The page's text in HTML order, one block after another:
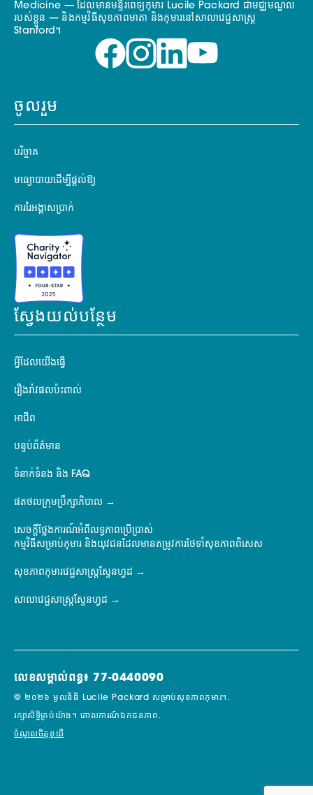
Medicine — ដែលមានមន្ទីរពេទ្យកុមារ Lucile Packard ជាមជ្ឈមណ្ឌល
របស់ខ្លួន — និងកម្មវិធីសុខភាពមាតា និងកុមារនៅសាលាវេជ្ជសាស្ត្រ
Stanford។
ចូលរួម
បរិច្ចាគ
មធ្យោបាយដើម្បីផ្តល់ឱ្យ
ការរៃអង្គាសប្រាក់
ស្វែងយល់បន្ថែម
អ្វីដែលយើងធ្វើ
រឿងរ៉ាវផលប៉ះពាល់
អាជីព
បន្ទប់ព័ត៌មាន
ទំនាក់ទំនង និង FAQ
ផតថលក្រុមប្រឹក្សាភិបាល
សេចក្តីថ្លែងការណ៍អំពីលទ្ធភាពប្រើប្រាស់
កម្មវិធីសម្រាប់កុមារ និងយុវជនដែលមានតម្រូវការថែទាំសុខភាពពិសេស
សុខភាពកុមារវេជ្ជសាស្ត្រស្ទែនហ្វដ
សាលាវេជ្ជសាស្ត្រស្ទែនហ្វដ
លេខសម្គាល់ពន្ធ៖ 77-0440090
© ២០២៦ មូលនិធិ Lucile Packard សម្រាប់សុខភាពកុមារ។.
រក្សាសិទ្ធិគ្រប់យ៉ាង។ គោលការណ៍ឯកជនភាព.
ចំណូលចិត្តខូឃី